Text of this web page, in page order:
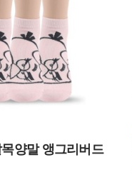
양말 앵그리버드